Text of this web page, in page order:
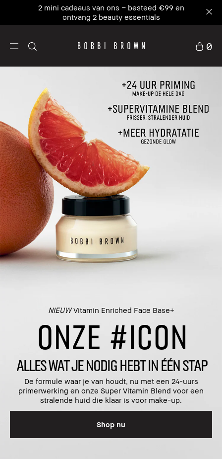
Ons #1 icoon, waar skincare en primer
samenkomen. NIEUW Vitamin Enriched Face
Base+
0
NIEUWVitamin Enriched Face Base+
ONZE #ICON
ALLES WAT JE NODIG HEBT IN ÉÉN STAP
De formule waar je van houdt, nu met een 24-uurs
primerwerking en onze Super Vitamin Blend voor een
stralende huid die klaar is voor make-up.
Shop nu